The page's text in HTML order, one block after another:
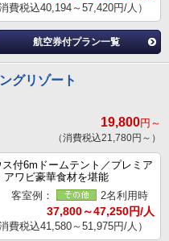
消費税込40,194～57,420円/人）
航空券付プラン一覧
グリゾート
19,800円～
（消費税込21,780円～）
ス付6mドームテント／プレミア
ワビ豪華食材を堪能
客室例：
2名利用時
37,800～47,250円/人
消費税込41,580～51,975円/人）